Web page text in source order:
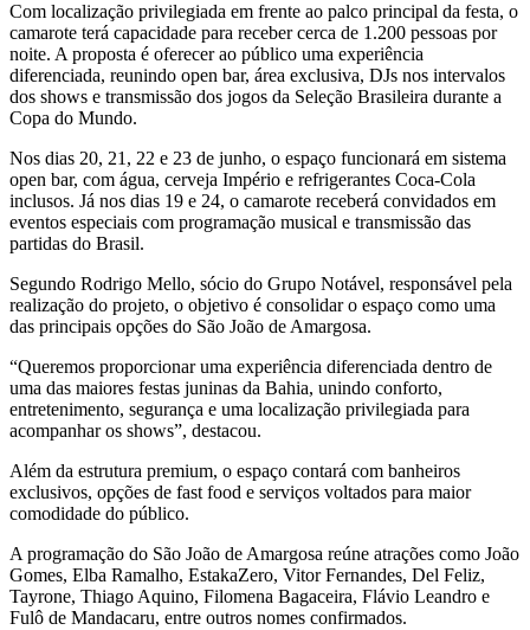
Com localização privilegiada em frente ao palco principal da festa, o
camarote terá capacidade para receber cerca de 1.200 pessoas por
noite. A proposta é oferecer ao público uma experiência
diferenciada, reunindo open bar, área exclusiva, DJs nos intervalos
dos shows e transmissão dos jogos da Seleção Brasileira durante a
Copa do Mundo.
Nos dias 20, 21, 22 e 23 de junho, o espaço funcionará em sistema
open bar, com água, cerveja Império e refrigerantes Coca-Cola
inclusos. Já nos dias 19 e 24, o camarote receberá convidados em
eventos especiais com programação musical e transmissão das
partidas do Brasil.
Segundo Rodrigo Mello, sócio do Grupo Notável, responsável pela
realização do projeto, o objetivo é consolidar o espaço como uma
das principais opções do São João de Amargosa.
“Queremos proporcionar uma experiência diferenciada dentro de
uma das maiores festas juninas da Bahia, unindo conforto,
entretenimento, segurança e uma localização privilegiada para
acompanhar os shows”, destacou.
Além da estrutura premium, o espaço contará com banheiros
exclusivos, opções de fast food e serviços voltados para maior
comodidade do público.
A programação do São João de Amargosa reúne atrações como João
Gomes, Elba Ramalho, EstakaZero, Vitor Fernandes, Del Feliz,
Tayrone, Thiago Aquino, Filomena Bagaceira, Flávio Leandro e
Fulô de Mandacaru, entre outros nomes confirmados.